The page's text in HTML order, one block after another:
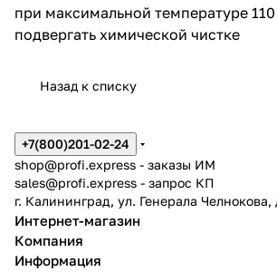
при максимальной температуре 110
подвергать химической чистке
Назад к списку
+7(800)201-02-24
shop@profi.express - заказы ИМ
sales@profi.express - запрос КП
г. Калининград, ул. Генерала Челнокова,
Интернет-магазин
Компания
Информация